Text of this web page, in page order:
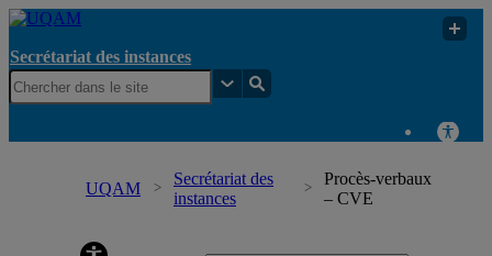
Secrétariat des instances
UQAM
Secrétariat des
instances
Procès-verbaux
– CVE